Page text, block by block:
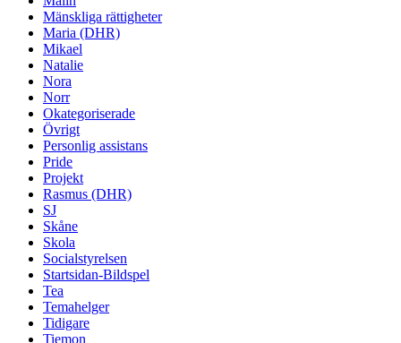
Mänskliga rättigheter
Maria (DHR)
Mikael
Natalie
Nora
Norr
Okategoriserade
Övrigt
Personlig assistans
Pride
Projekt
Rasmus (DHR)
SJ
Skåne
Skola
Socialstyrelsen
Startsidan-Bildspel
Tea
Temahelger
Tidigare
Tiemon